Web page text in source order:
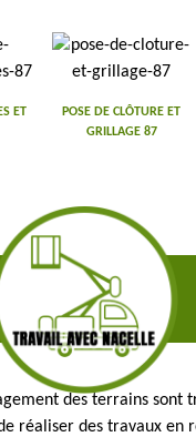
ET
POSE DE CLÔTURE ET
GRILLAGE 87
des terrains sont
réaliser des travaux en